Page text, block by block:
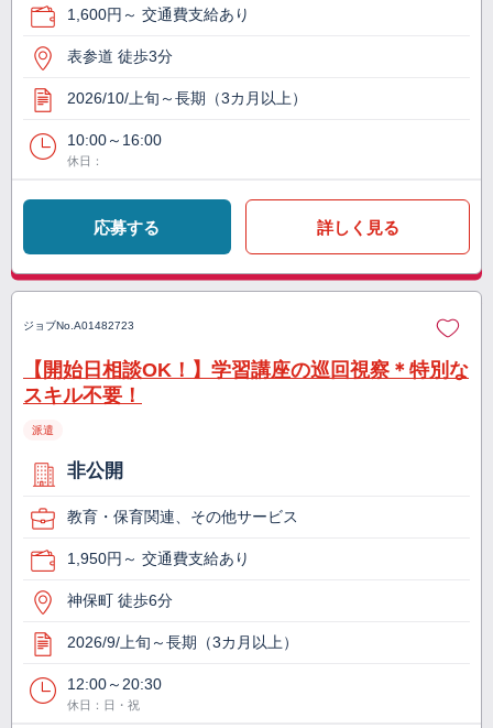
1,600円～ 交通費支給あり
表参道 徒歩3分
2026/10/上旬～長期（3カ月以上）
10:00～16:00
休日：
応募する 詳しく見る
ジョブNo. A01482723
【開始日相談OK！】学習講座の巡回視察＊特別な
スキル不要！
派遣
非公開
教育・保育関連、その他サービス
1,950円～ 交通費支給あり
神保町 徒歩6分
2026/9/上旬～長期（3カ月以上）
12:00～20:30
休日：日・祝